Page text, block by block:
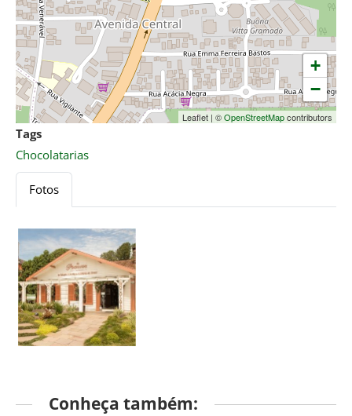
+
−
Leaflet | ©OpenStreetMapcontributors
Tags
Chocolatarias
Fotos
Conheça também: